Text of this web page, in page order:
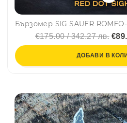
€175.00 / 342.27 лв.
ДОБАВИ В